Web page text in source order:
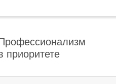
приоритете